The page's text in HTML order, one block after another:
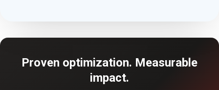
Proven optimization. Measurable
impact.